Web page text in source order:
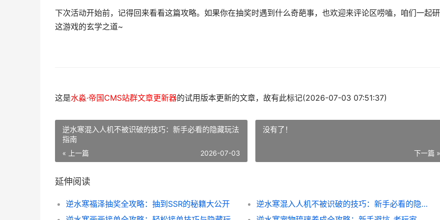
下次活动开始前，记得回来看看这篇攻略。如果你在抽奖时遇到什么奇葩事，也欢迎来评论区唠嗑，咱们一起
这游戏的玄学之道~
这是水淼·帝国CMS站群文章更新器的试用版本更新的文章，故有此标记(2026-07-03 07:51:37)
逆水寒混入人机不被识破的技巧：新手必看的隐藏玩法
指南
« 上一篇 2026-07-03
没有了！
下一篇 »
延伸阅读
逆水寒福泽抽奖全攻略：抽到SSR的秘籍大公开
逆水寒混入人机不被识破的技巧：新手必看的隐藏玩法指南